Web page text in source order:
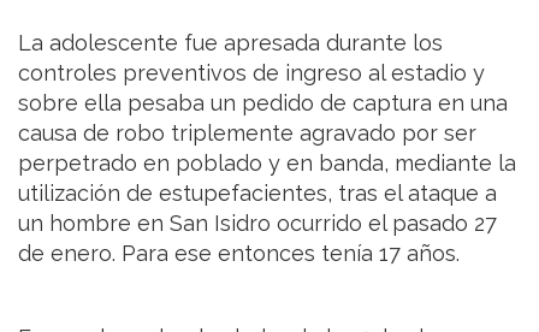
La adolescente fue apresada durante los
controles preventivos de ingreso al estadio y
sobre ella pesaba un pedido de captura en una
causa de robo triplemente agravado por ser
perpetrado en poblado y en banda, mediante la
utilización de estupefacientes, tras el ataque a
un hombre en San Isidro ocurrido el pasado 27
de enero. Para ese entonces tenía 17 años.